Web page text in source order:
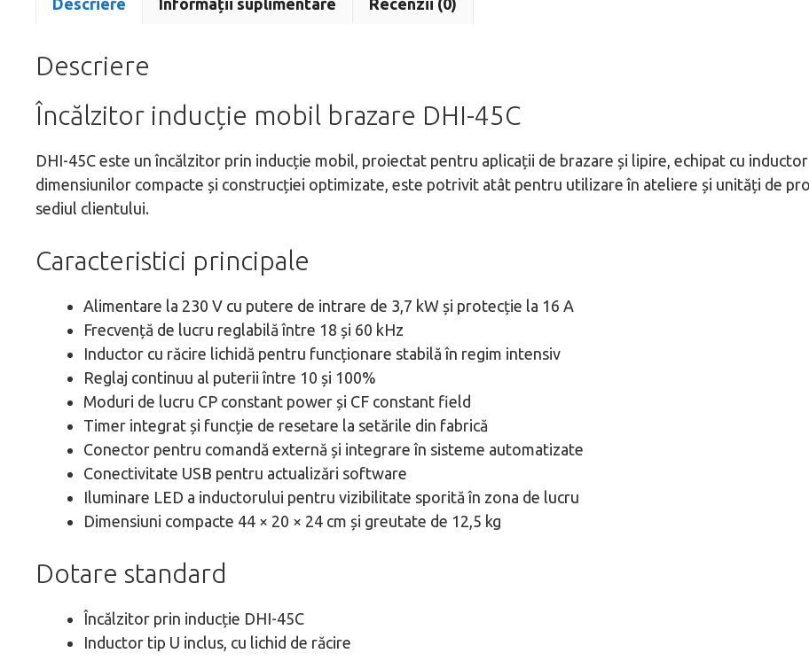
Descriere
Încălzitor inducție mobil brazare DHI-45C
DHI-45C este un încălzitor prin inducție mobil, proiectat pentru aplicații de brazare și lipire, echipat cu
dimensiunilor compacte și construcției optimizate, este potrivit atât pentru utilizare în ateliere și unități de
sediul clientului.
Caracteristici principale
Alimentare la 230 V cu putere de intrare de 3,7 kW și protecție la 16 A
Frecvență de lucru reglabilă între 18 și 60 kHz
Inductor cu răcire lichidă pentru funcționare stabilă în regim intensiv
Reglaj continuu al puterii între 10 și 100%
Moduri de lucru CP constant power și CF constant field
Timer integrat și funcție de resetare la setările din fabrică
Conector pentru comandă externă și integrare în sisteme automatizate
Conectivitate USB pentru actualizări software
Iluminare LED a inductorului pentru vizibilitate sporită în zona de lucru
Dimensiuni compacte 44 × 20 × 24 cm și greutate de 12,5 kg
Dotare standard
Încălzitor prin inducție DHI-45C
Inductor tip U inclus, cu lichid de răcire